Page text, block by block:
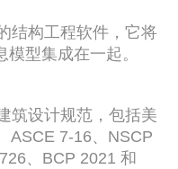
结构工程软件，它将
型集成在一起。
筑设计规范，包括美
ASCE 7-16、NSCP
、BCP 2021 和